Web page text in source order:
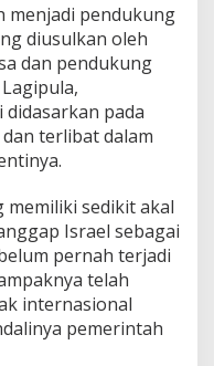
menjadi pendukung
diusulkan oleh
dan pendukung
pada
terlibat dalam
memiliki sedikit akal
Israel sebagai
pernah terjadi
telah
internasional
pemerintah